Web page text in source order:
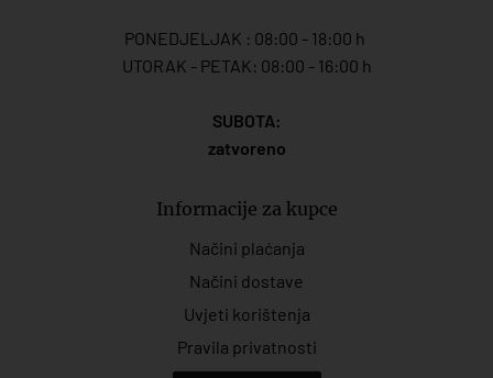
PONEDJELJAK : 08:00 - 18:00 h
UTORAK - PETAK: 08:00 - 16:00 h
SUBOTA:
zatvoreno
Informacije za kupce
Načini plaćanja
Načini dostave
Uvjeti korištenja
Pravila privatnosti